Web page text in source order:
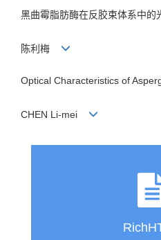
黑曲霉脂肪酶在反胶束体系中
陈利梅
Optical Characteristics of
CHEN Li-mei